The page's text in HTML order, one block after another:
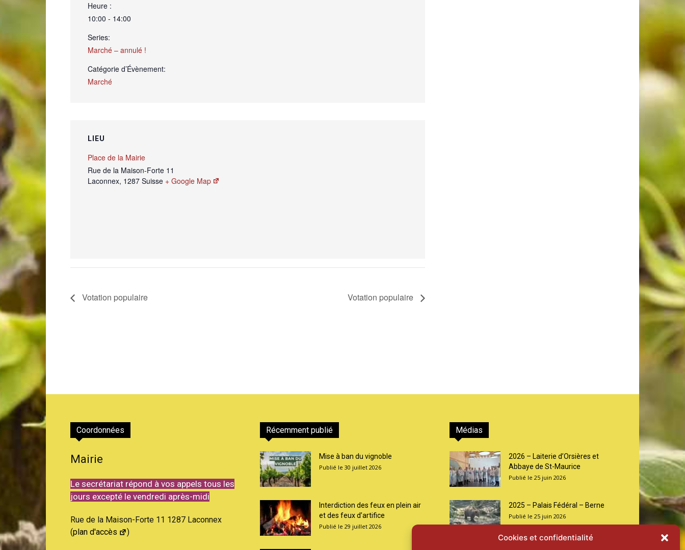
Cookies et confidentialité
Heure :
10:00 - 14:00
Series:
Marché – annulé !
Catégorie d’Évènement:
Marché
LIEU
Place de la Mairie
Rue de la Maison-Forte 11
Laconnex, 1287 Suisse + Google Map
Votation populaire Votation populaire
Coordonnées
Mairie
Le secrétariat répond à vos appels tous les
jours excepté le vendredi après-midi
Rue de la Maison-Forte 11 1287 Laconnex
(plan d'accès )
Récemment publié
Mise à ban du vignoble
30 juillet 2026
Interdiction des feux en plein air
et des feux d’artifice
29 juillet 2026
Médias
2026 – Laiterie d’Orsières et
Abbaye de St-Maurice
25 juin 2026
2025 – Palais Fédéral – Berne
25 juin 2026